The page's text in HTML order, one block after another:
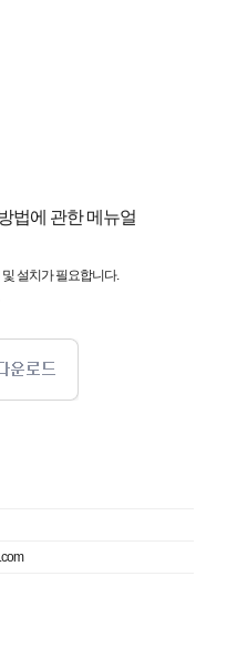
법에 관한 메뉴얼
설치가 필요합니다.